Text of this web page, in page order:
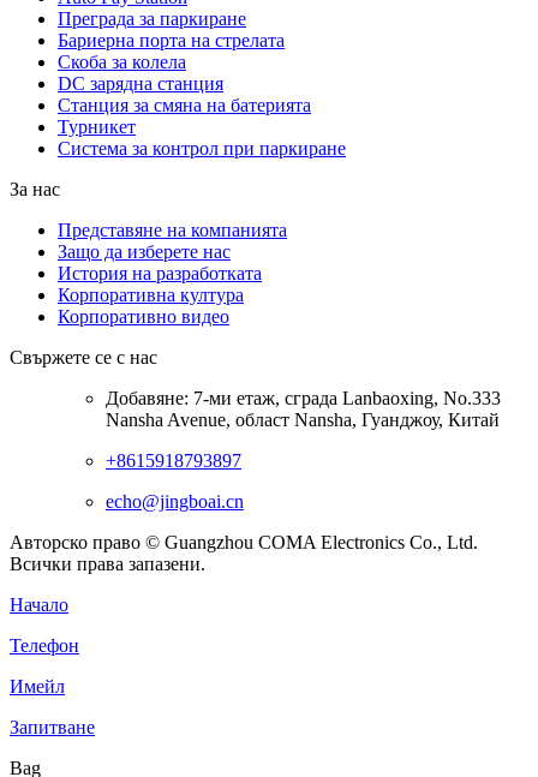
Преграда за паркиране
Бариерна порта на стрелата
Скоба за колела
DC зарядна станция
Станция за смяна на батерията
Турникет
Система за контрол при паркиране
За нас
Представяне на компанията
Защо да изберете нас
История на разработката
Корпоративна култура
Корпоративно видео
Свържете се с нас
Добавяне: 7-ми етаж, сграда Lanbaoxing, No.333
Nansha Avenue, област Nansha, Гуанджоу, Китай
+8615918793897
echo@jingboai.cn
Авторско право © Guangzhou COMA Electronics Co., Ltd.
Всички права запазени.
Начало
Телефон
Имейл
Запитване
Bag